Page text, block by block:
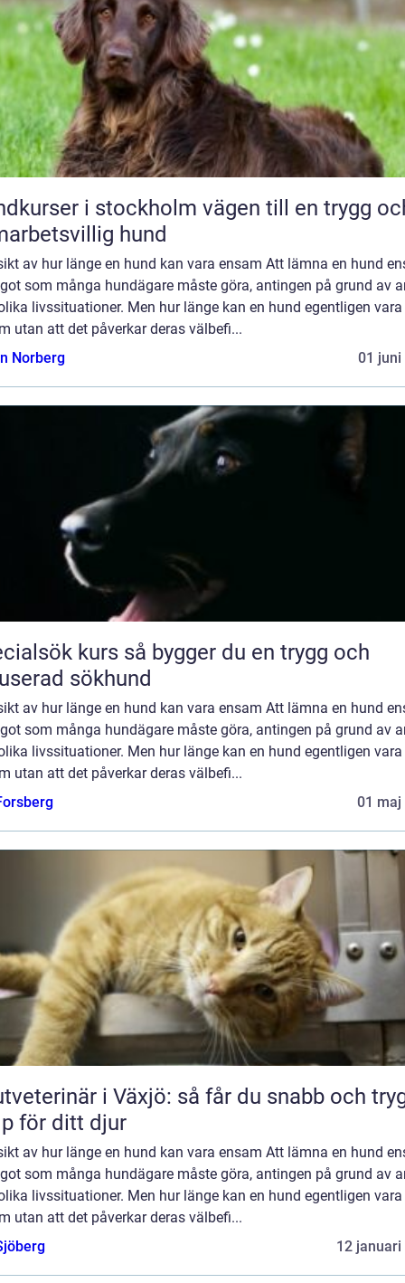
i stockholm vägen till en trygg och
hund
av hur länge en hund kan vara ensam Att lämna en hund
som många hundägare måste göra, antingen på grund av
livssituationer. Men hur länge kan en hund egentligen vara
utan att det påverkar deras välbefi...
Norberg
01 juni
kurs så bygger du en trygg och
sökhund
av hur länge en hund kan vara ensam Att lämna en hund
som många hundägare måste göra, antingen på grund av
livssituationer. Men hur länge kan en hund egentligen vara
utan att det påverkar deras välbefi...
01 maj
i Växjö: så får du snabb och
för ditt djur
av hur länge en hund kan vara ensam Att lämna en hund
som många hundägare måste göra, antingen på grund av
livssituationer. Men hur länge kan en hund egentligen vara
utan att det påverkar deras välbefi...
12 januari